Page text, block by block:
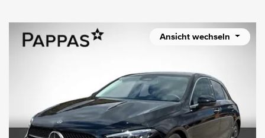
Ansicht wechseln